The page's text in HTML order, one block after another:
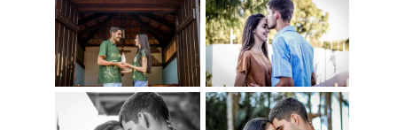
'"> '">